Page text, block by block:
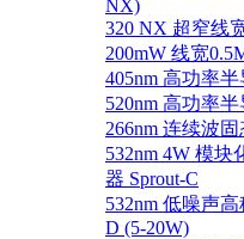
NX)
320 NX 超窄线
200mW 线宽
405nm 高功率
520nm 高功率
266nm 连续波
532nm 4W 模块
器 Sprout-C
532nm 低噪声
D (5-20W)